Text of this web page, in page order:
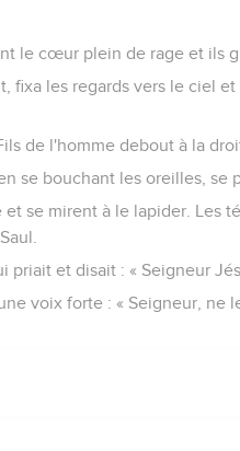
le cœur plein de rage et ils
fixa les regards vers le ciel
de l'homme debout à la
se bouchant les oreilles, se
se mirent à le lapider. Les
priait et disait : « Seigneur
voix forte : « Seigneur, ne